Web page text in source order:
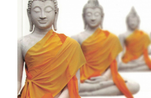
Literatura
Psihologie
Sanatate
Sociologie
Stiinta